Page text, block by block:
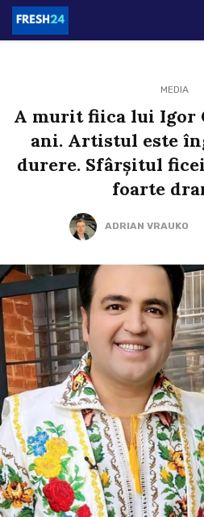
MEDIA
A murit fiica lui Igor
ani. Artistul este
durere. Sfârșitul
foarte
ADRIAN VRAUKO